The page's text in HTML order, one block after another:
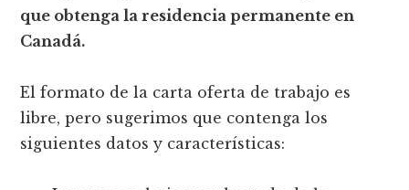
que obtenga la residencia permanente en
Canadá.
El formato de la carta oferta de trabajo es
libre, pero sugerimos que contenga los
siguientes datos y características: